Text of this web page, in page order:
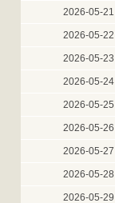
2026-05-21
2026-05-22
2026-05-23
2026-05-24
2026-05-25
2026-05-26
2026-05-27
2026-05-28
2026-05-29